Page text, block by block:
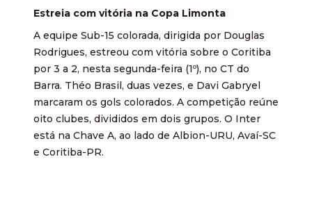
Estreia com vitória na Copa Limonta
A equipe Sub-15 colorada, dirigida por Douglas
Rodrigues, estreou com vitória sobre o Coritiba
por 3 a 2, nesta segunda-feira (1º), no CT do
Barra. Théo Brasil, duas vezes, e Davi Gabryel
marcaram os gols colorados. A competição reúne
oito clubes, divididos em dois grupos. O Inter
está na Chave A, ao lado de Albion-URU, Avaí-SC
e Coritiba-PR.